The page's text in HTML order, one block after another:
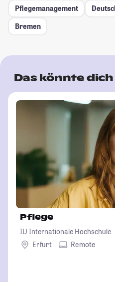
Pflegemanagement
Bremen
Das könnte
Pflege
IU Internationale Hochschule
Erfurt
Remote